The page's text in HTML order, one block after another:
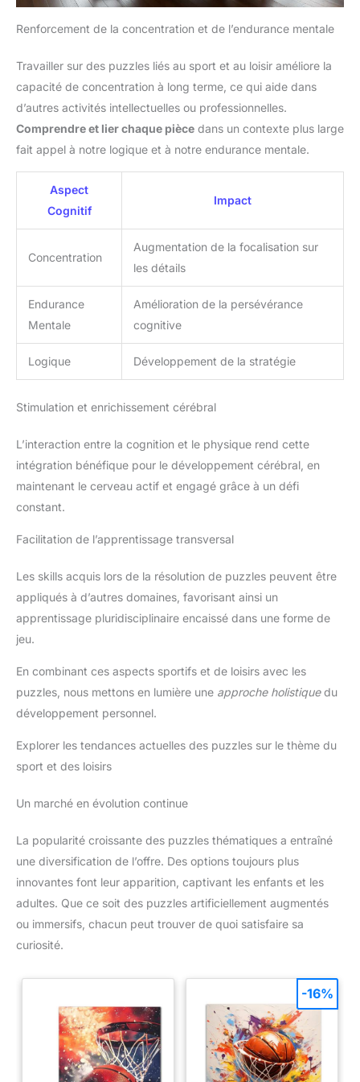
Renforcement de la concentration et de l’endurance mentale
Travailler sur des puzzles liés au sport et au loisir améliore la
capacité de concentration à long terme, ce qui aide dans
d’autres activités intellectuelles ou professionnelles.
Comprendre et lier chaque pièce dans un contexte plus large
fait appel à notre logique et à notre endurance mentale.
Aspect
Cognitif
Impact
Concentration
Augmentation de la focalisation sur
les détails
Endurance
Mentale
Amélioration de la persévérance
cognitive
Logique Développement de la stratégie
Stimulation et enrichissement cérébral
L’interaction entre la cognition et le physique rend cette
intégration bénéfique pour le développement cérébral, en
maintenant le cerveau actif et engagé grâce à un défi
constant.
Facilitation de l’apprentissage transversal
Les skills acquis lors de la résolution de puzzles peuvent être
appliqués à d’autres domaines, favorisant ainsi un
apprentissage pluridisciplinaire encaissé dans une forme de
jeu.
En combinant ces aspects sportifs et de loisirs avec les
puzzles, nous mettons en lumière une approche holistiquedu
développement personnel.
Explorer les tendances actuelles des puzzles sur le thème du
sport et des loisirs
Un marché en évolution continue
La popularité croissante des puzzles thématiques a entraîné
une diversification de l’offre. Des options toujours plus
innovantes font leur apparition, captivant les enfants et les
adultes. Que ce soit des puzzles artificiellement augmentés
ou immersifs, chacun peut trouver de quoi satisfaire sa
curiosité.
-16%